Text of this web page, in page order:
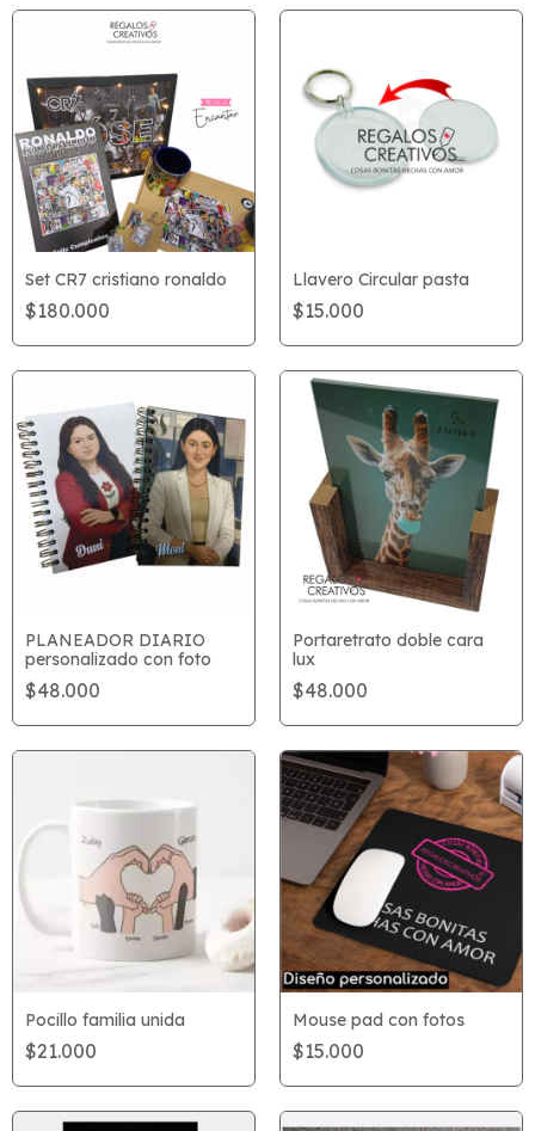
Set CR7 cristiano ronaldo
$180.000
Llavero Circular pasta
$15.000
PLANEADOR DIARIO
personalizado con foto
$48.000
Portaretrato doble cara
lux
$48.000
Pocillo familia unida
$21.000
Mouse pad con fotos
$15.000